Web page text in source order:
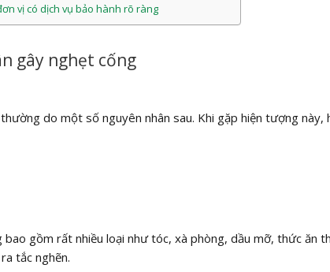
vị có dịch vụ bảo hành rõ ràng
gây nghẹt cống
do một số nguyên nhân sau. Khi gặp hiện tượng này,
bao gồm rất nhiều loại như tóc, xà phòng, dầu mỡ, thức ăn
tắc nghẽn.